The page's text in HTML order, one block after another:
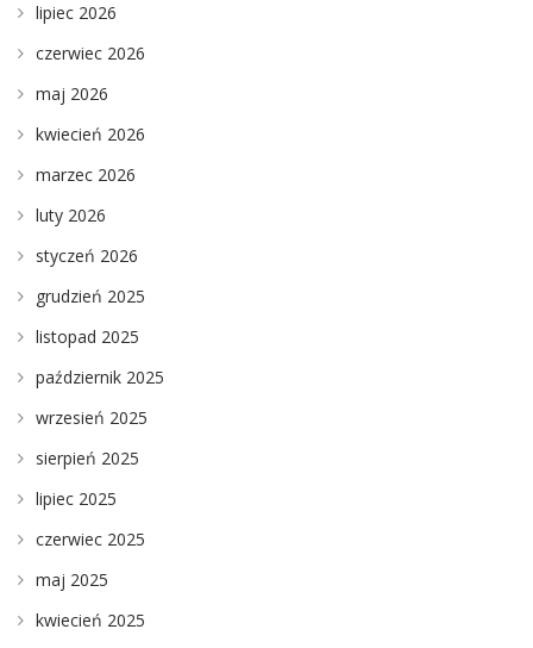
lipiec 2026
czerwiec 2026
maj 2026
kwiecień 2026
marzec 2026
luty 2026
styczeń 2026
grudzień 2025
listopad 2025
październik 2025
wrzesień 2025
sierpień 2025
lipiec 2025
czerwiec 2025
maj 2025
kwiecień 2025